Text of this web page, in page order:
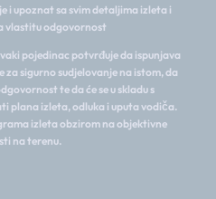
i upoznat sa svim detaljima izleta i
vlastitu odgovornost
pojedinac potvrđuje da ispunjava
sigurno sudjelovanje na istom, da
te da će se u skladu s
plana izleta, odluka i uputa vodiča.
izleta obzirom na objektivne
na terenu.